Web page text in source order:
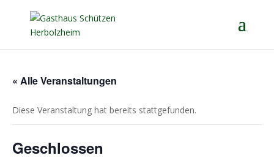
« Alle Veranstaltungen
Diese Veranstaltung hat bereits stattgefunden.
Geschlossen